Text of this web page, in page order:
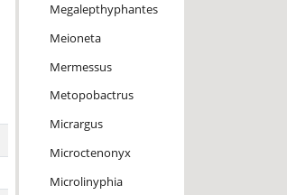
Megalepthyphantes
Meioneta
Mermessus
Metopobactrus
Micrargus
Microctenonyx
Microlinyphia